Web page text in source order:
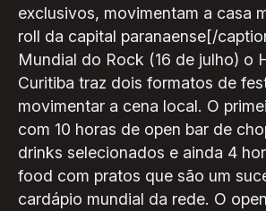
exclusivos, movimentam a casa
roll da capital paranaense[/
Mundial do Rock (16 de julho) o
Curitiba traz dois formatos de
movimentar a cena local. O
com 10 horas de open bar de
drinks selecionados e ainda 4
food com pratos que são um
cardápio mundial da rede. O